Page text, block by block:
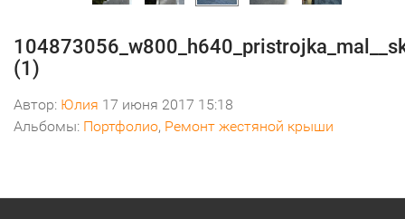
(1)
Автор: Юлия 17 июня 2017 15:18
Альбомы: Портфолио, Ремонт жестяной крыши